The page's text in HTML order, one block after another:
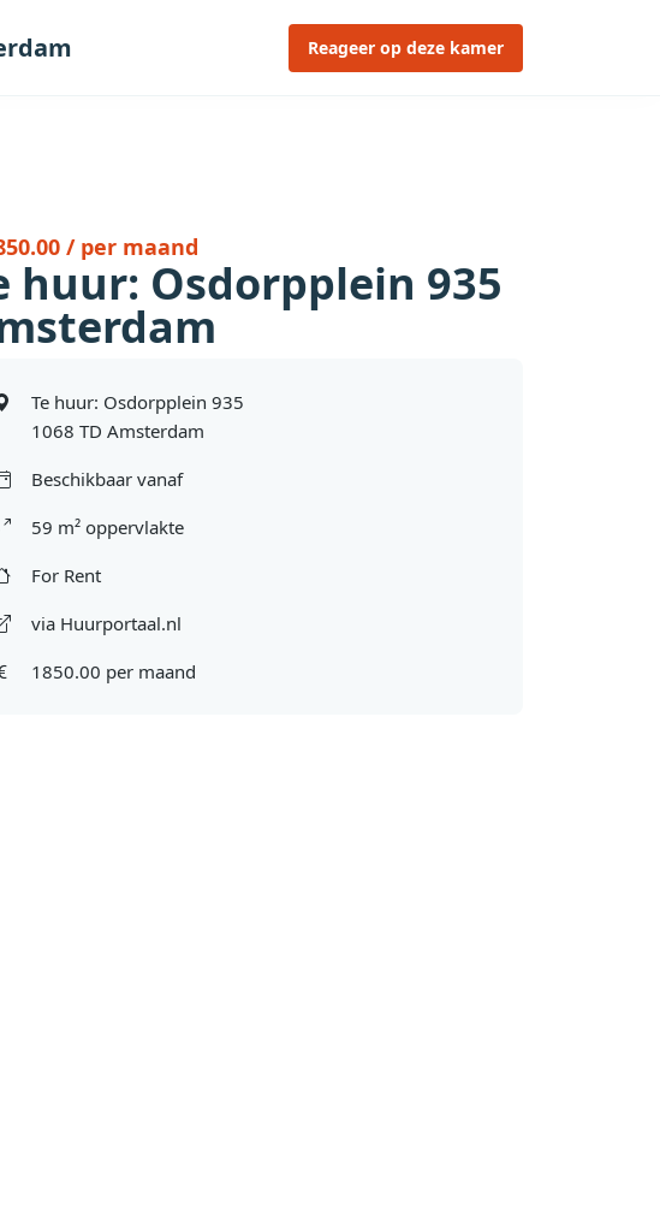
Reageer op deze kamer
/ per maand
huur: Osdorpplein 935
Te huur: Osdorpplein 935
1068 TD Amsterdam
Beschikbaar vanaf
59 m² oppervlakte
For Rent
via Huurportaal.nl
1850.00 per maand